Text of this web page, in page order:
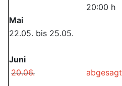
20:00 h
Mai
22.05. bis 25.05.
Juni
20.06.
abgesagt